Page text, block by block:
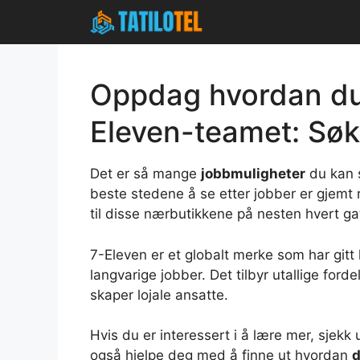
content
Oppdag hvordan
Eleven-teamet:
Det er så mange jobbmuligheter du kan
beste stedene å se etter jobber er gjemt
til disse nærbutikkene på nesten hvert
7-Eleven er et globalt merke som har
langvarige jobber. Det tilbyr utallige
skaper lojale ansatte.
Hvis du er interessert i å lære mer, sjekk
også hjelpe deg med å finne ut hvordan